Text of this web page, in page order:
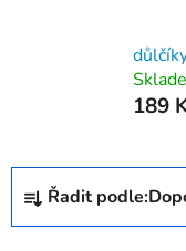
189
Ř
z
Řadit podle: